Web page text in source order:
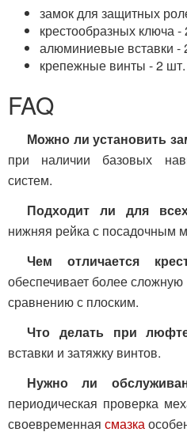
замок для защитных
крестообразных ключа -
алюминиевые вставки -
крепежные винты - 2 шт.
FAQ
Можно ли установить
при наличии базовых
систем.
Подходит ли для
нижняя рейка с посадочным
Чем отличается
обеспечивает более
сравнению с плоским.
Что делать при
вставки и затяжку винтов.
Нужно ли
периодическая проверка
своевременная смазка